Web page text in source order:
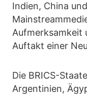
Indien, China
Aufmerksamkeit
Auftakt einer
Die BRICS-
Argentinien,